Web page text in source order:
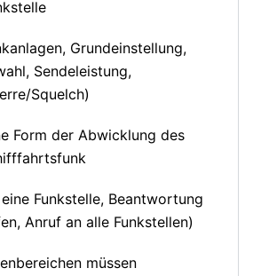
Grundeinstellung,
Sendeleistung,
Squelch)
Form der Abwicklung des
Funkstelle, Beantwortung
Anruf an alle Funkstellen)
müssen